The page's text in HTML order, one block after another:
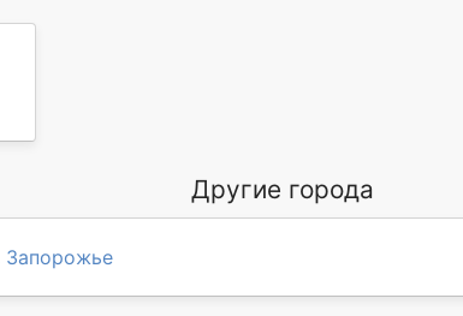
Другие города
Запорожье